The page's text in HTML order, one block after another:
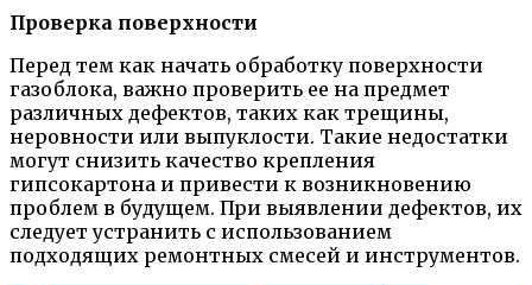
Проверка поверхности
Перед тем как начать обработку поверхности
газоблока, важно проверить ее на предмет
различных дефектов, таких как трещины,
неровности или выпуклости. Такие недостатки
могут снизить качество крепления
гипсокартона и привести к возникновению
проблем в будущем. При выявлении дефектов, их
следует устранить с использованием
подходящих ремонтных смесей и инструментов.